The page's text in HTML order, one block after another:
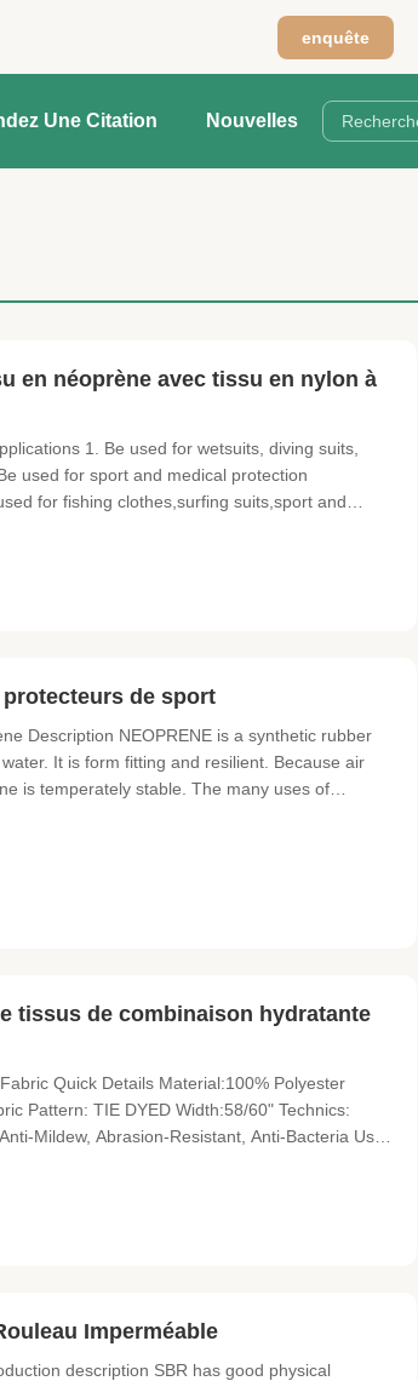
enquête
Une Citation Nouvelles
en néoprène avec tissu en nylon à
1. Be used for wetsuits, diving suits,
used for sport and medical protection
for fishing clothes,surfing suits,sport and
de sport
Description NEOPRENE is a synthetic rubber
It is form fitting and resilient. Because air
is temperately stable. The many uses of
tissus de combinaison hydratante
Quick Details Material:100% Polyester
Pattern: TIE DYED Width:58/60" Technics:
Mildew, Abrasion-Resistant, Anti-Bacteria Use:
Imperméable
description SBR has good physical